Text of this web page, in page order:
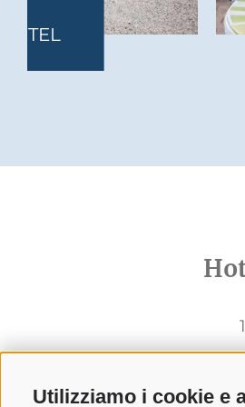
Utilizziamo i cookie e
VACANZE A
FINALE LIGURE